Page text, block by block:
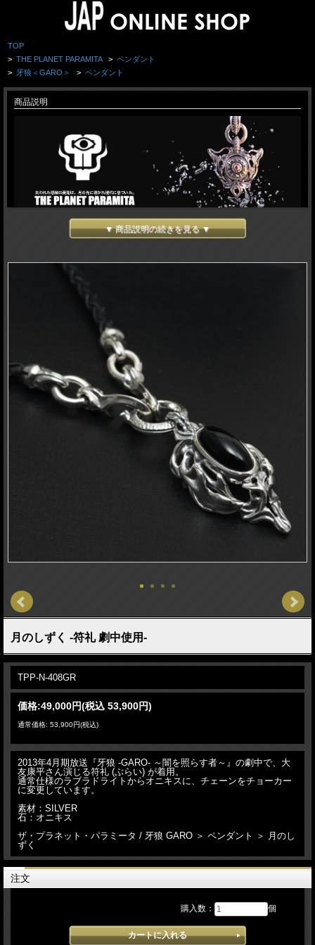
TOP
> THE PLANET PARAMITA > ペンダント
> 牙狼＜GARO＞ > ペンダント
商品説明
▼ 商品説明の続きを見る ▼
月のしずく -符礼 劇中使用-
TPP-N-408GR
価格:49,000円(税込 53,900円)
通常価格: 53,900円(税込)
2013年4月期放送『牙狼 -GARO- ～闇を照らす者～』の劇中で、大
友康平さん演じる符礼 (ぶらい) が着用。
通常仕様のラブラドライトからオニキスに、チェーンをチョーカー
に変更しています。
素材：SILVER
石：オニキス
ザ・プラネット・パラミータ / 牙狼 GARO ＞ ペンダント ＞ 月のし
ずく
注文
購入数： 個